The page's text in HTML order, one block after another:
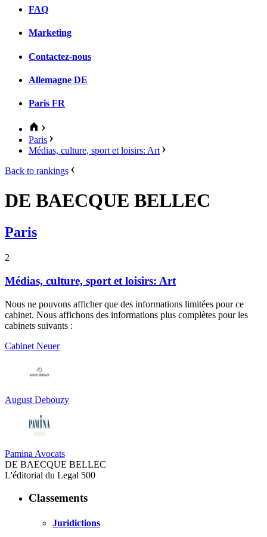
FAQ
Marketing
Contactez-nous
Allemagne DE
Paris FR
Paris
Médias, culture, sport et loisirs: Art
Back to rankings
DE BAECQUE BELLEC
Paris
2
Médias, culture, sport et loisirs: Art
Nous ne pouvons afficher que des informations limitées pour ce
cabinet. Nous affichons des informations plus complètes pour les
cabinets suivants :
Cabinet Neuer
August Debouzy
Pamina Avocats
DE BAECQUE BELLEC
L'éditorial du Legal 500
Classements
Juridictions